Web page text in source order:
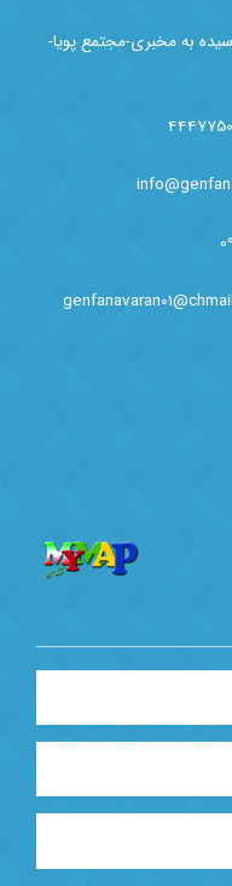
به مخبری-مجتمع پویا-